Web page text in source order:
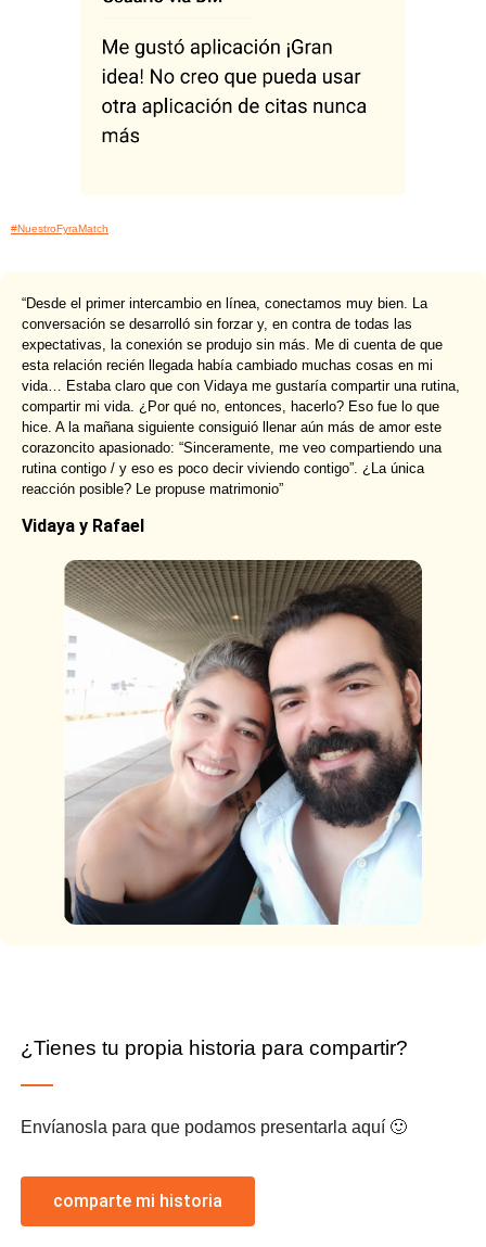
#NuestroFyraMatch
“Desde el primer intercambio en línea, conectamos muy bien. La
conversación se desarrolló sin forzar y, en contra de todas las
expectativas, la conexión se produjo sin más. Me di cuenta de que
esta relación recién llegada había cambiado muchas cosas en mi
vida… Estaba claro que con Vidaya me gustaría compartir una rutina,
compartir mi vida. ¿Por qué no, entonces, hacerlo? Eso fue lo que
hice. A la mañana siguiente consiguió llenar aún más de amor este
corazoncito apasionado: “Sinceramente, me veo compartiendo una
rutina contigo / y eso es poco decir viviendo contigo”. ¿La única
reacción posible? Le propuse matrimonio”
Vidaya y Rafael
¿Tienes tu propia historia para compartir?
Envíanosla para que podamos presentarla aquí 🙂
comparte mi historia